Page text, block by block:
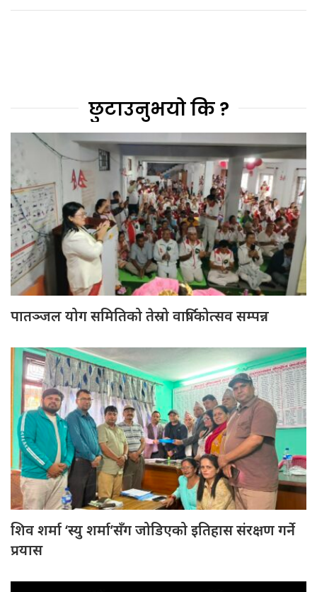
छुटाउनुभयो कि ?
पातञ्जल योग समितिको तेस्रो वार्षिकोत्सव सम्पन्न
शिव शर्मा ‘स्यु शर्मा’सँग जोडिएको इतिहास संरक्षण गर्ने
प्रयास